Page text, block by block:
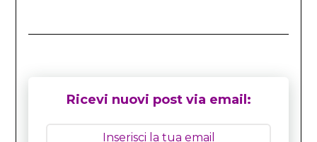
Ricevi nuovi post via email: